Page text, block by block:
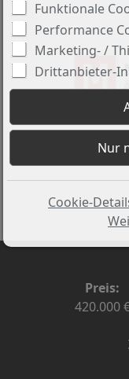
Preis:
420.000
Funktionale
Performance
Marketing- /
Drittanbieter-
Cookie-